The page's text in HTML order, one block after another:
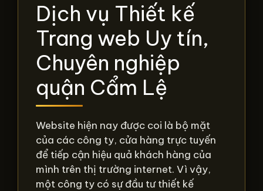
Dịch vụ Thiết kế
Trang web Uy tín,
Chuyên nghiệp
quận Cẩm Lệ
Website hiện nay được coi là bộ mặt
của các công ty, cửa hàng trực tuyến
để tiếp cận hiệu quả khách hàng của
mình trên thị trường internet. Vì vậy,
một công ty có sự đầu tư thiết kế